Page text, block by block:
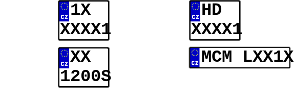
1X
XXXX1
HD
XXXX1
XX
1200S
MCM LXX1X